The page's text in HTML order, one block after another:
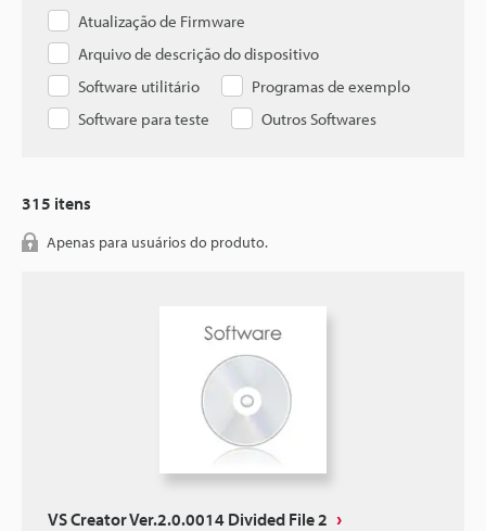
Atualização de Firmware
Arquivo de descrição do dispositivo
Software utilitário
Programas de exemplo
Software para teste
Outros Softwares
315 itens
Apenas para usuários do produto.
VS Creator Ver.2.0.0014 Divided File 2